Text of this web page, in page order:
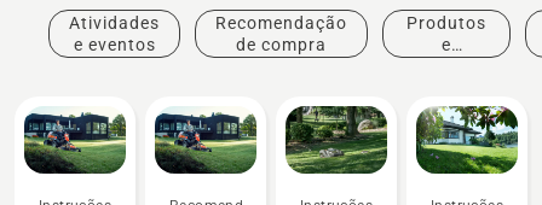
Atividades
e eventos
Recomendação
de compra
Produtos
e